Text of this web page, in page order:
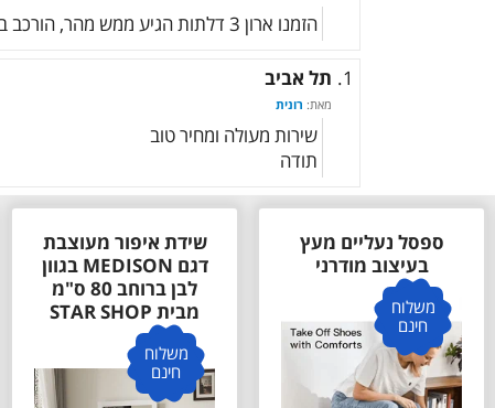
הזמנו ארון 3 דלתות הגיע ממש מהר, הורכב במקצועיות, ובמחיר פצצה.
1. תל אביב
מאת: רונית
שירות מעולה ומחיר טוב
תודה
ספסל נעליים מעץ
בעיצוב מודרני
משלוח
חינם
שידת איפור מעוצבת
דגם MEDISON בגוון
לבן ברוחב 80 ס"מ
מבית STAR SHOP
משלוח
חינם